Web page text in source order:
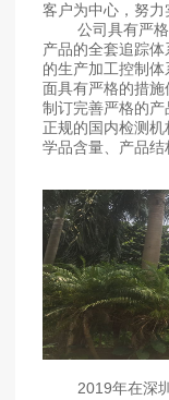
客户为中心，努力
公司具有严格
产品的全套追踪
的生产加工控制
面具有严格的措
制订完善严格的
正规的国内检测
学品含量、产品结
2019年在深圳